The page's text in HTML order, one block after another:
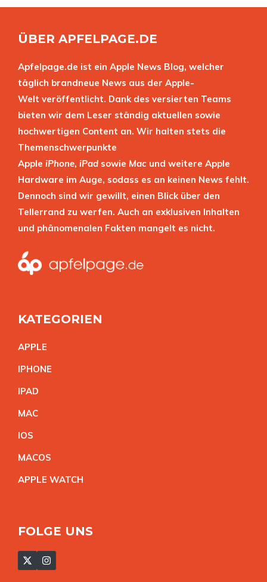
ÜBER APFELPAGE.DE
Apfelpage.de ist ein Apple News Blog, welcher
täglich brandneue News aus der Apple-
Welt veröffentlicht. Dank des versierten Teams
bieten wir dem Leser ständig aktuellen sowie
hochwertigen Content an. Wir halten stets die
Themenschwerpunkte
Apple iPhone, iPad sowie Mac und weitere Apple
Hardware im Auge, sodass es an keinen News fehlt.
Dennoch sind wir gewillt, einen Blick über den
Tellerrand zu werfen. Auch an exklusiven Inhalten
und phänomenalen Fakten mangelt es nicht.
KATEGORIEN
APPLE
IPHONE
IPAD
MAC
IOS
MACOS
APPLE WATCH
FOLGE UNS